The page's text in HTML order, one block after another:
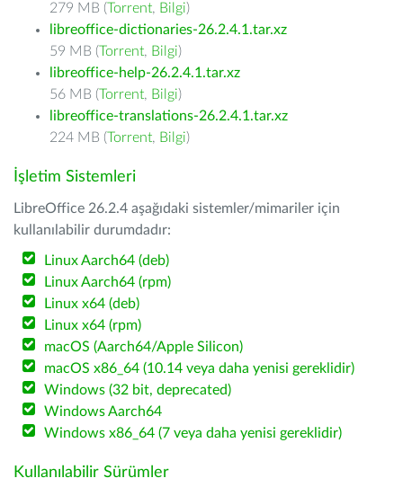
279 MB (Torrent, Bilgi)
libreoffice-dictionaries-26.2.4.1.tar.xz
59 MB (Torrent, Bilgi)
libreoffice-help-26.2.4.1.tar.xz
56 MB (Torrent, Bilgi)
libreoffice-translations-26.2.4.1.tar.xz
224 MB (Torrent, Bilgi)
İşletim Sistemleri
LibreOffice 26.2.4 aşağıdaki sistemler/mimariler için
kullanılabilir durumdadır:
Linux Aarch64 (deb)
Linux Aarch64 (rpm)
Linux x64 (deb)
Linux x64 (rpm)
macOS (Aarch64/Apple Silicon)
macOS x86_64 (10.14 veya daha yenisi gereklidir)
Windows (32 bit, deprecated)
Windows Aarch64
Windows x86_64 (7 veya daha yenisi gereklidir)
Kullanılabilir Sürümler